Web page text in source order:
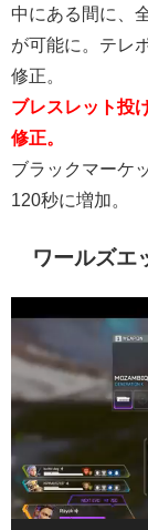
中にある間に、
が可能に。テレ
修正。
ブレスレット投
修正。
ブラックマーケ
120秒に増加。
ワールズエ
画
レ
ー
ヤ
ー